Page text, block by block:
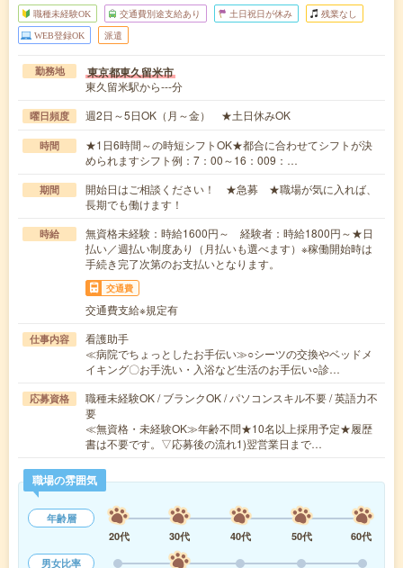
職種未経験OK 交通費別途支給あり 土日祝日が休み 残業なし
WEB登録OK 派遣
勤務地 東京都東久留米市
東久留米駅から---分
曜日頻度 週2日～5日OK（月～金） ★土日休みOK
時間
★1日6時間～の時短シフトOK★都合に合わせてシフトが決
められますシフト例：7：00～16：009：…
期間
開始日はご相談ください！ ★急募 ★職場が気に入れば、
長期でも働けます！
時給
無資格未経験：時給1600円～ 経験者：時給1800円～★日
払い／週払い制度あり（月払いも選べます）※稼働開始時は
手続き完了次第のお支払いとなります。
交通費
交通費支給※規定有
仕事内容
看護助手
≪病院でちょっとしたお手伝い≫○シーツの交換やベッドメ
イキング〇お手洗い・入浴など生活のお手伝い○診…
応募資格
職種未経験OK / ブランクOK / パソコンスキル不要 / 英語力不
要
≪無資格・未経験OK≫年齢不問★10名以上採用予定★履歴
書は不要です。▽応募後の流れ1)翌営業日まで…
職場の雰囲気
年齢層
20代
30代 40代 50代
60代
男女比率